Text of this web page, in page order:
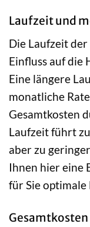
Laufzeit und
Die Laufzeit
Einfluss auf die
Eine längere
monatliche
Gesamtkosten
Laufzeit führt
aber zu
Ihnen hier eine
für Sie optimale